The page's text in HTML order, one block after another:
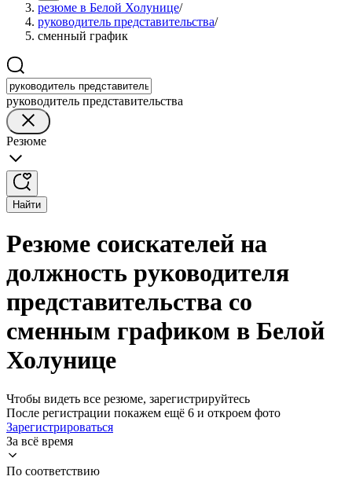
резюме в Белой Холунице/
руководитель представительства/
сменный график
руководитель представительства
Резюме
Найти
Резюме соискателей на
должность руководителя
представительства со
сменным графиком в Белой
Холунице
Чтобы видеть все резюме, зарегистрируйтесь
После регистрации покажем ещё 6 и откроем фото
Зарегистрироваться
За всё время
По соответствию